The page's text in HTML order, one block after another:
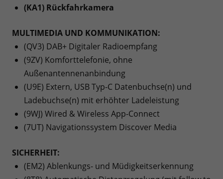
(KA1) Rückfahrkamera
MULTIMEDIA UND KOMMUNIKATION:
(QV3) DAB+ Digitaler Radioempfang
(9ZV) Komforttelefonie, ohne
Außenantennenanbindung
(U9E) Extern, USB Typ-C Datenbuchse(n) und
Ladebuchse(n) mit erhöhter Ladeleistung
(9WJ) Wired & Wireless App-Connect
(7UT) Navigationssystem Discover Media
SICHERHEIT:
(EM2) Ablenkungs- und Müdigkeitserkennung